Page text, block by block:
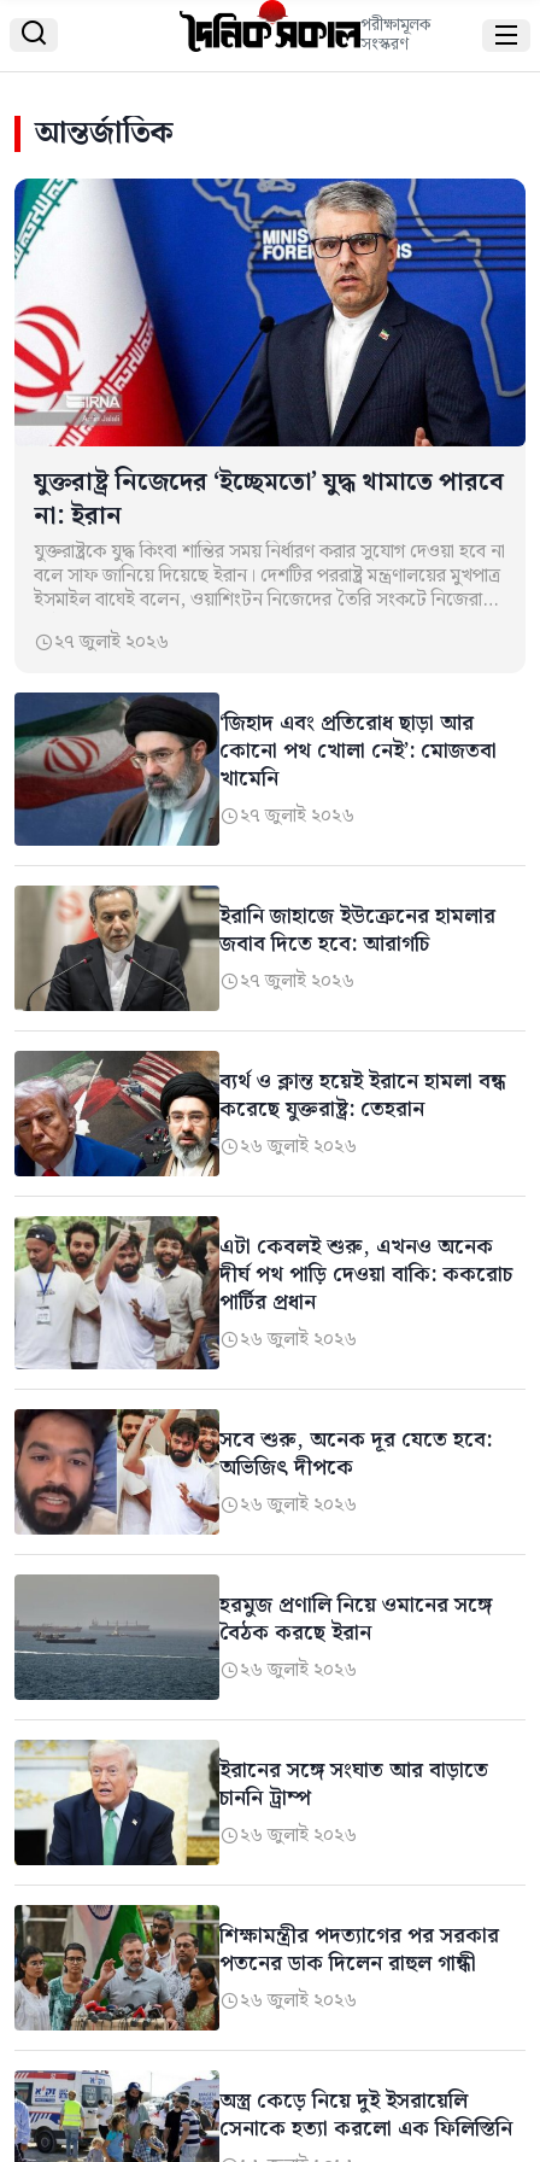
 পরীক্ষামূলক
সংস্করণ 
আন্তর্জাতিক
যুক্তরাষ্ট্র নিজেদের ‘ইচ্ছেমতো’ যুদ্ধ থামাতে পারবে
না: ইরান
যুক্তরাষ্ট্রকে যুদ্ধ কিংবা শান্তির সময় নির্ধারণ করার সুযোগ দেওয়া হবে না
বলে সাফ জানিয়ে দিয়েছে ইরান। দেশটির পররাষ্ট্র মন্ত্রণালয়ের মুখপাত্র
ইসমাইল বাঘেই বলেন, ওয়াশিংটন নিজেদের তৈরি সংকটে নিজেরাই
আটকে গেছে।…
২৭ জুলাই ২০২৬
‘জিহাদ এবং প্রতিরোধ ছাড়া আর
কোনো পথ খোলা নেই’: মোজতবা
খামেনি
২৭ জুলাই ২০২৬
ইরানি জাহাজে ইউক্রেনের হামলার
জবাব দিতে হবে: আরাগচি
২৭ জুলাই ২০২৬
ব্যর্থ ও ক্লান্ত হয়েই ইরানে হামলা বন্ধ
করেছে যুক্তরাষ্ট্র: তেহরান
২৬ জুলাই ২০২৬
এটা কেবলই শুরু, এখনও অনেক
দীর্ঘ পথ পাড়ি দেওয়া বাকি: ককরোচ
পার্টির প্রধান
২৬ জুলাই ২০২৬
সবে শুরু, অনেক দূর যেতে হবে:
অভিজিৎ দীপকে
২৬ জুলাই ২০২৬
হরমুজ প্রণালি নিয়ে ওমানের সঙ্গে
বৈঠক করছে ইরান
২৬ জুলাই ২০২৬
ইরানের সঙ্গে সংঘাত আর বাড়াতে
চাননি ট্রাম্প
২৬ জুলাই ২০২৬
শিক্ষামন্ত্রীর পদত্যাগের পর সরকার
পতনের ডাক দিলেন রাহুল গান্ধী
২৬ জুলাই ২০২৬
অস্ত্র কেড়ে নিয়ে দুই ইসরায়েলি
সেনাকে হত্যা করলো এক ফিলিস্তিনি